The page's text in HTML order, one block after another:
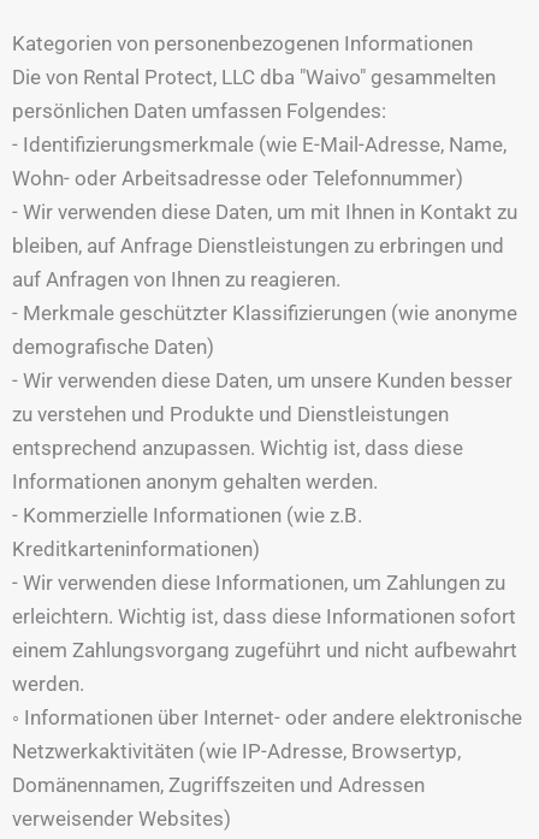
Kategorien von personenbezogenen Informationen
Die von Rental Protect, LLC dba "Waivo" gesammelten
persönlichen Daten umfassen Folgendes:
- Identifizierungsmerkmale (wie E-Mail-Adresse, Name,
Wohn- oder Arbeitsadresse oder Telefonnummer)
- Wir verwenden diese Daten, um mit Ihnen in Kontakt zu
bleiben, auf Anfrage Dienstleistungen zu erbringen und
auf Anfragen von Ihnen zu reagieren.
- Merkmale geschützter Klassifizierungen (wie anonyme
demografische Daten)
- Wir verwenden diese Daten, um unsere Kunden besser
zu verstehen und Produkte und Dienstleistungen
entsprechend anzupassen. Wichtig ist, dass diese
Informationen anonym gehalten werden.
- Kommerzielle Informationen (wie z.B.
Kreditkarteninformationen)
- Wir verwenden diese Informationen, um Zahlungen zu
erleichtern. Wichtig ist, dass diese Informationen sofort
einem Zahlungsvorgang zugeführt und nicht aufbewahrt
werden.
◦ Informationen über Internet- oder andere elektronische
Netzwerkaktivitäten (wie IP-Adresse, Browsertyp,
Domänennamen, Zugriffszeiten und Adressen
verweisender Websites)